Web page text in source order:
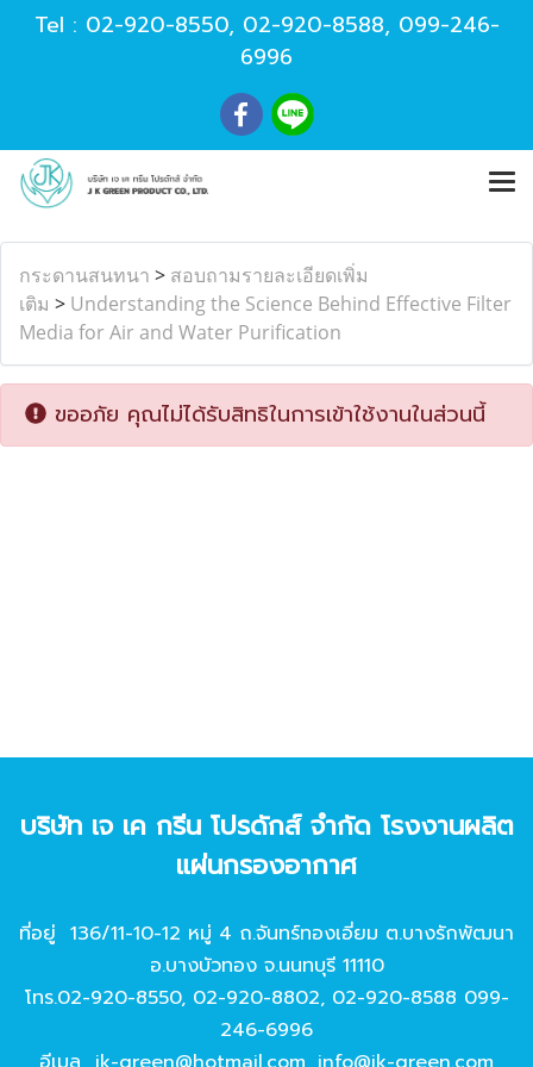
Tel : 02-920-8550, 02-920-8588, 099-246-
6996
กระดานสนทนา > สอบถามรายละเอียดเพิ่ม
เติม > Understanding the Science Behind Effective Filter
Media for Air and Water Purification
ขออภัย คุณไม่ได้รับสิทธิในการเข้าใช้งานในส่วนนี้
บริษัท เจ เค กรีน โปรดักส์ จํากัด โรงงานผลิต
แผ่นกรองอากาศ
ที่อยู่ 136/11-10-12 หมู่ 4 ถ.จันทร์ทองเอี่ยม ต.บางรักพัฒนา
อ.บางบัวทอง จ.นนทบุรี 11110
โทร.02-920-8550, 02-920-8802, 02-920-8588 099-
246-6996